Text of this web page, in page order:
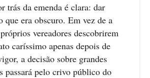
trás da emenda é clara: dar
que era obscuro. Em vez de a
vereadores descobrirem
caríssimo apenas depois de
a decisão sobre grandes
passará pelo crivo público do